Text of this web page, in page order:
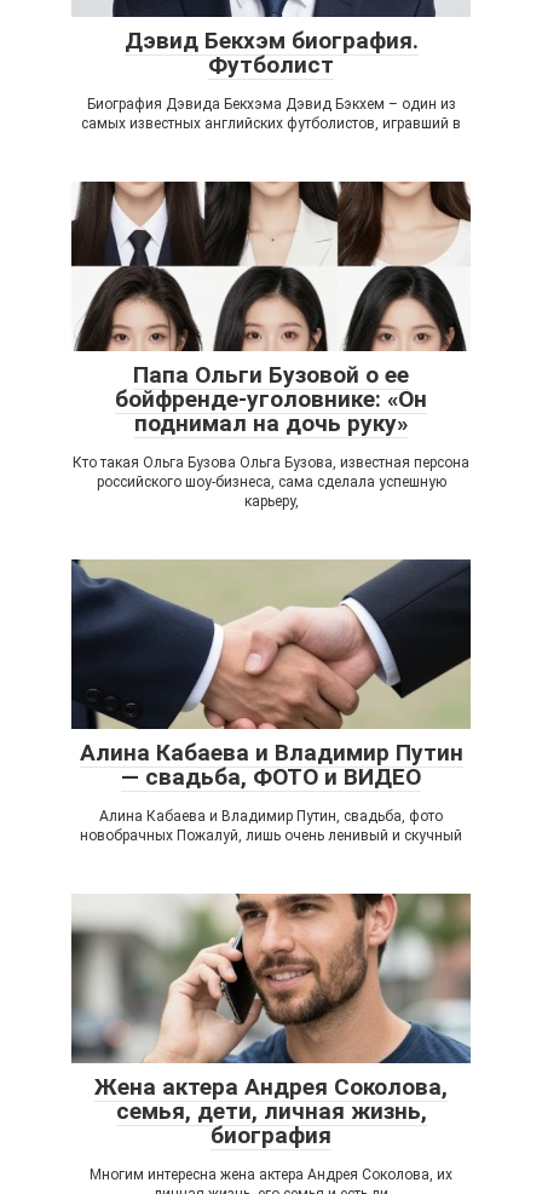
Дэвид Бекхэм биография.
Футболист
Биография Дэвида Бекхэма Дэвид Бэкхем – один из
самых известных английских футболистов, игравший в
Папа Ольги Бузовой о ее
бойфренде-уголовнике: «Он
поднимал на дочь руку»
Кто такая Ольга Бузова Ольга Бузова, известная персона
российского шоу-бизнеса, сама сделала успешную
карьеру,
Алина Кабаева и Владимир Путин
— свадьба, ФОТО и ВИДЕО
Алина Кабаева и Владимир Путин, свадьба, фото
новобрачных Пожалуй, лишь очень ленивый и скучный
Жена актера Андрея Соколова,
семья, дети, личная жизнь,
биография
Многим интересна жена актера Андрея Соколова, их